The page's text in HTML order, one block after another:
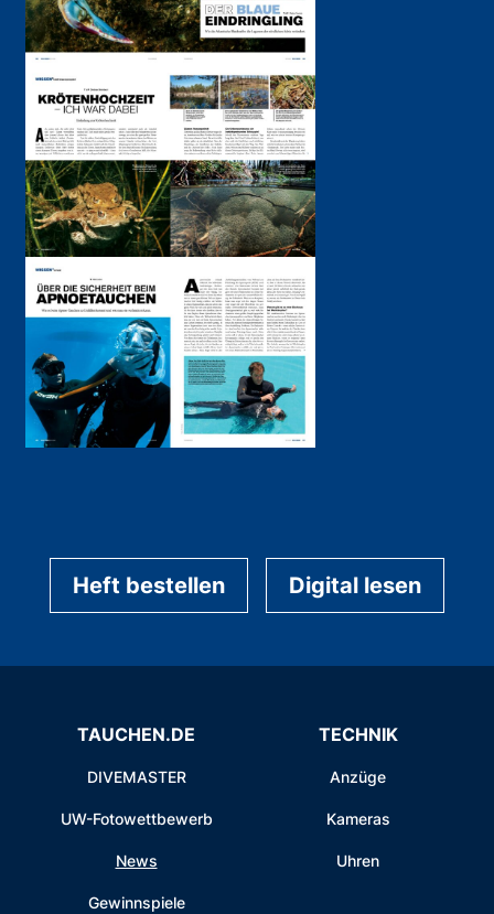
Heft bestellen Digital lesen
TAUCHEN.DE
DIVEMASTER
UW-Fotowettbewerb
News
Gewinnspiele
TECHNIK
Anzüge
Kameras
Uhren